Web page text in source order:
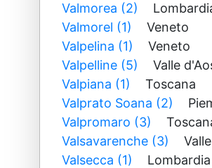
Valmorea (2)
Valmorel (1)
Veneto
Valpelina (1)
Veneto
Valpelline (5)
Valle
Valpiana (1)
Toscana
Valprato Soana (2)
Valpromaro (3)
Valsavarenche (3)
Valsecca (1)
Lombardia